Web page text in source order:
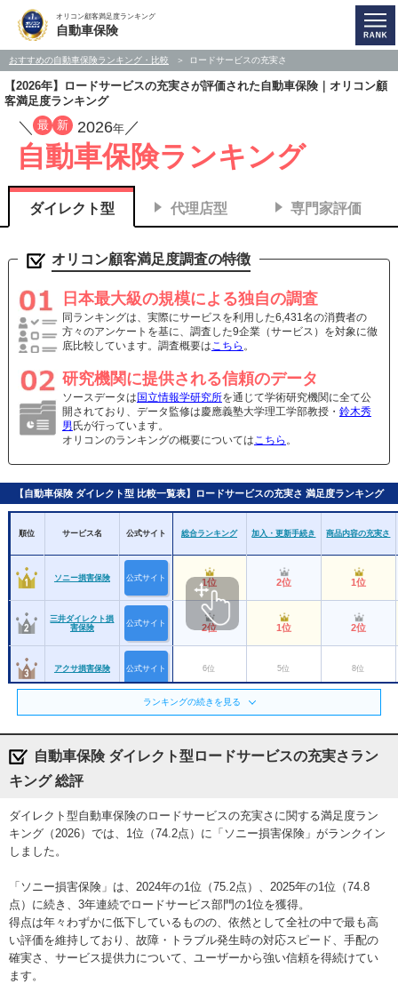
オリコン顧客満足度ランキング
自動車保険
おすすめの自動車保険ランキング・比較 ロードサービスの充実さ
【2026年】ロードサービスの充実さが評価された自動車保険｜オリコン顧
客満足度ランキング
／ 最 新 2026年／
自動車保険ランキング
ダイレクト型 代理店型 専門家評価
オリコン顧客満足度調査の特徴
日本最大級の規模による独自の調査
同ランキングは、実際にサービスを利用した6,431名の消費者の
方々のアンケートを基に、調査した9企業（サービス）を対象に徹
底比較しています。調査概要はこちら 。
研究機関に提供される信頼のデータ
ソースデータは 国立情報学研究所を通じて学術研究機関に全て公
開されており、データ監修は慶應義塾大学理工学部教授・ 鈴木秀
男 氏が行っています。
オリコンのランキングの概要についてはこちら 。
【自動車保険 ダイレクト型 比較一覧表】ロードサービスの充実さ 満足度ランキング
順位 サービス名 公式サイト 総合ランキング 加入・更新手続き 商品内容の充実さ
ソニー損害保険 公式サイト 1位 2位 1位
三井ダイレクト損
害保険
公式サイト 2位 1位 2位
アクサ損害保険 公式サイト 6位 5位 8位
イーデザイン損害
公式サイト 3位 7位 4位
楽天損害保険 公式サイト 8位 8位 7位
なの自動車保険
3位 3位 3位
SBI損害保険 公式サイト 7位 4位 6位
ランキングの続きを見る
自動車保険 ダイレクト型ロードサービスの充実さラン
キング 総評
ダイレクト型自動車保険のロードサービスの充実さに関する満足度ラン
キング（2026）では、1位（74.2点）に「ソニー損害保険」がランクイン
しました。
「ソニー損害保険」は、2024年の1位（75.2点）、2025年の1位（74.8
点）に続き、3年連続でロードサービス部門の1位を獲得。
得点は年々わずかに低下しているものの、依然として全社の中で最も高
い評価を維持しており、故障・トラブル発生時の対応スピード、手配の
確実さ、サービス提供力について、ユーザーから強い信頼を得続けてい
ます。